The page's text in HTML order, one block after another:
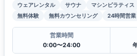
ウェアレンタル サウナ マシンピラティス
無料体験
無料カウンセリング 24時間営業
営業時間
0:00〜24:00